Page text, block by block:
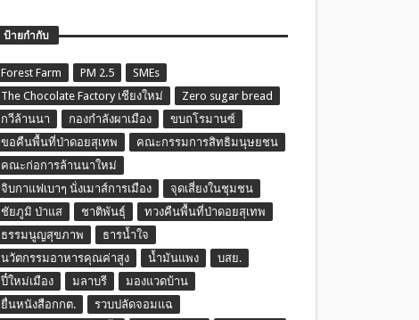
ป้ายกำกับ
Forest Farm PM 2.5
SMEs
The Chocolate Factory เชียงใหม่
Zero sugar bread
กวีล้านนา
กองกำลังผาเมือง
ขบถโรมานซ์
ขอคืนพื้นที่ป่าดอยสุเทพ
คณะกรรมการสิทธิมนุษยชน
คณะก่อการล้านนาใหม่
จิบกาแฟเบาๆ นั่งเมาส์การเมือง
จุดเสี่ยงในชุมชน
ชัยภูมิ ป่าแส
ชาติพันธุ์
ทวงคืนพื้นที่ป่าดอยสุเทพ
ธรรมนูญสุขภาพ
ธารน้ำใจ
นวัตกรรมอาหารคุณค่าสูง
น้ำมันแพง
บสย.
ปี๋ใหม่เมือง
มลาบรี
มองแวดบ้าน
ยื่นหนังสือกกต.
รวบปลัดจอมแฉ